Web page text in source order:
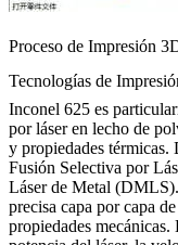
Proceso de Impresión
Tecnologías de
Inconel 625 es
por láser en lecho de
y propiedades térmicas.
Fusión Selectiva por
Láser de Metal (DMLS)
precisa capa por capa
propiedades